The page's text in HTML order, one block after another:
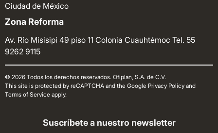
Ciudad de México
Zona Reforma
Av. Río Misisipi 49 piso 11 Colonia Cuauhtémoc Tel. 55
9262 9115
© 2026 Todos los derechos reservados. Ofiplan, S.A. de C.V.
This site is protected by reCAPTCHA and the Google Privacy Policy and
Terms of Service apply.
Suscríbete a nuestro newsletter